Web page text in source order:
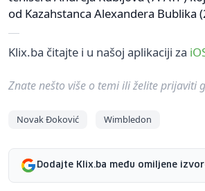
od Kazahstanca Alexandera Bublika
Klix.ba čitajte i u našoj aplikaciji za
Znate nešto više o temi ili želite prijaviti
Novak Đoković Wimbledon
Dodajte Klix.ba među omiljene